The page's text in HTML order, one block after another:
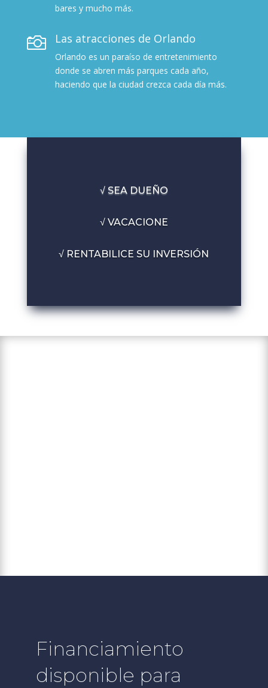
bares y mucho más.
 Las atracciones de Orlando
Orlando es un paraíso de entretenimiento
donde se abren más parques cada año,
haciendo que la ciudad crezca cada día más.
√ SEA DUEÑO
√ VACACIONE
√ RENTABILICE SU INVERSIÓN
Financiamiento
disponible para